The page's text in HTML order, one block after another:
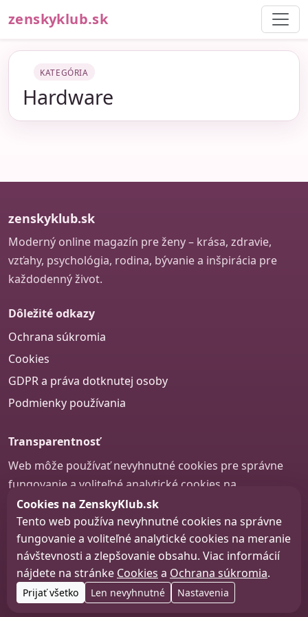
zenskyklub.sk
KATEGÓRIA
Hardware
zenskyklub.sk
Moderný online magazín pre ženy – krása, zdravie,
vzťahy, psychológia, rodina, bývanie a inšpirácia pre
každodenný život.
Dôležité odkazy
Ochrana súkromia
Cookies
GDPR a práva dotknutej osoby
Podmienky používania
Transparentnosť
Web môže používať nevyhnutné cookies pre správne
fungovanie a voliteľné analytické cookies na
zlepšovanie obsahu a používateľskej skúsenosti.
Nastavenie cookies
© 2026 zenskyklub.sk
Web design, tvorba webu a SEO –Consultee, s.r.o.
Cookies na ZenskyKlub.sk
Tento web používa nevyhnutné cookies na správne
fungovanie a voliteľné analytické cookies na meranie
návštevnosti a zlepšovanie obsahu. Viac informácií
nájdete na stránke Cookies a Ochrana súkromia.
Prijať všetko Len nevyhnutné Nastavenia